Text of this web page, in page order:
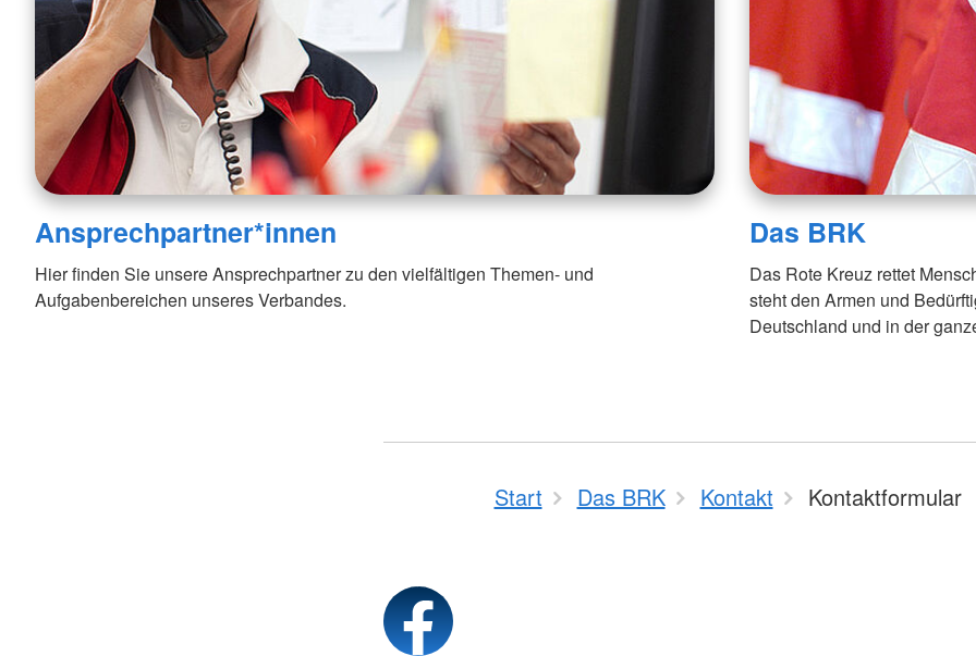
Ansprechpartner*innen
Hier finden Sie unsere Ansprechpartner zu den vielfältigen Themen- und
Aufgabenbereichen unseres Verbandes.
Das BRK
Das Rote Kreuz rettet
steht den Armen und
Deutschland und in der
Start Das BRK Kontakt Kontaktformular